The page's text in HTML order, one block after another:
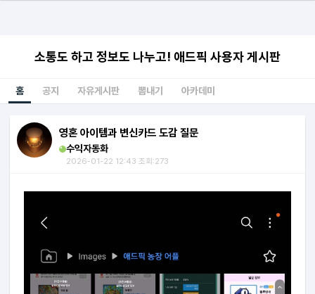
소통도 하고 정보도 나누고! 애드픽 사용자 게시판
홈 공지 자유게시판 뽐내기 아카데미
영혼 아이템과 변신카드 도감 질문
수익자동화
2026-01-22 12:43 조회:273